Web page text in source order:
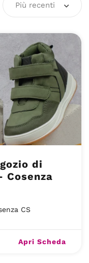
Più recenti
di
Cosenza
CS
Apri Scheda